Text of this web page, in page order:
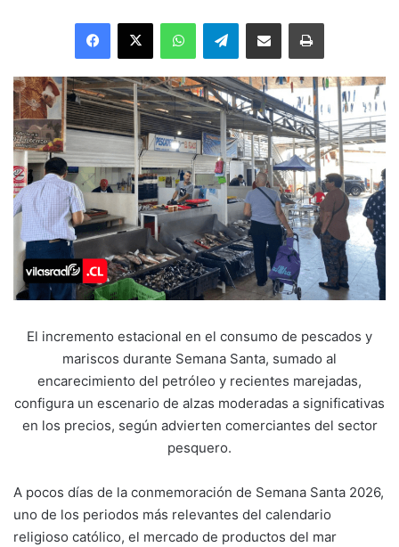
Facebook
X WhatsAppTelegramEnviar vía email Imprimir
El incremento estacional en el consumo de pescados y
mariscos durante Semana Santa, sumado al
encarecimiento del petróleo y recientes marejadas,
configura un escenario de alzas moderadas a significativas
en los precios, según advierten comerciantes del sector
pesquero.
A pocos días de la conmemoración de Semana Santa 2026,
uno de los periodos más relevantes del calendario
religioso católico, el mercado de productos del mar